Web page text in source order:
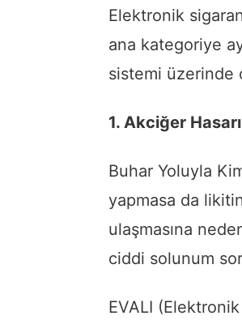
Elektronik
ana kategoriye
sistemi üzerinde
1. Akciğer
Buhar Yoluyla
yapmasa da
ulaşmasına
ciddi solunum
EVALI (Elektronik